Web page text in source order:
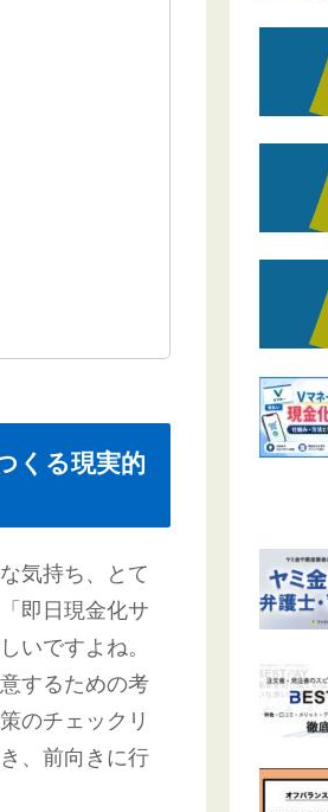
くる現実的
気持ち、とて
即日現金化サ
いですよね。
するための考
のチェックリ
、前向きに行